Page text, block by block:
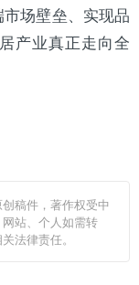
场壁垒、实现品
产业真正走向全
稿件，著作权受中
站、个人如需转
法律责任。